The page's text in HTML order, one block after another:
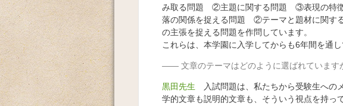
み取る問題 ②主題に関する問題 ③表現の特
落の関係を捉える問題 ②テーマと題材に関す
の主張を捉える問題を作問しています。
これらは、本学園に入学してからも6年間を通
文章のテーマはどのように選ばれています
黒田先生 入試問題は、私たちから受験生への
学的文章も説明的文章も、そういう視点を持っ